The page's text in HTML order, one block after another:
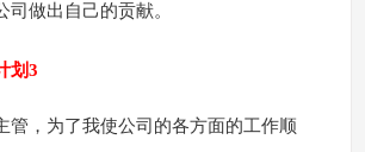
司做出自己的贡献。
划3
管，为了我使公司的各方面的工作顺